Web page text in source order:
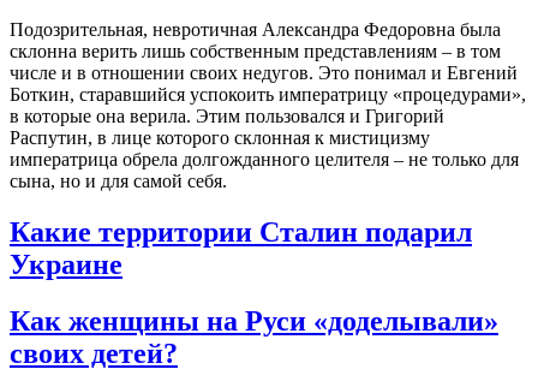
Подозрительная, невротичная Александра Федоровна была
склонна верить лишь собственным представлениям – в том
числе и в отношении своих недугов. Это понимал и Евгений
Боткин, старавшийся успокоить императрицу «процедурами»,
в которые она верила. Этим пользовался и Григорий
Распутин, в лице которого склонная к мистицизму
императрица обрела долгожданного целителя – не только для
сына, но и для самой себя.
Какие территории Сталин подарил
Украине
Как женщины на Руси «доделывали»
своих детей?